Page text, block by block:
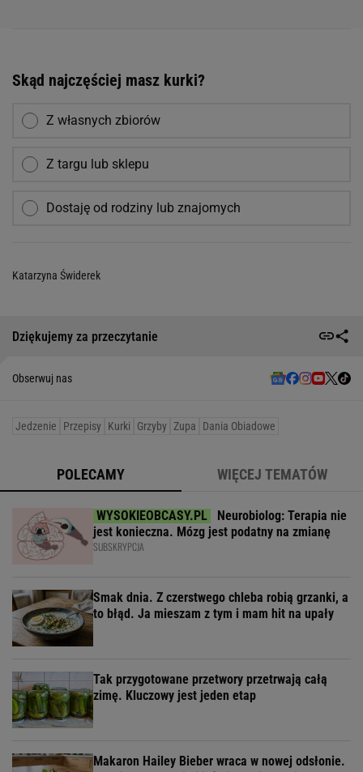
Skąd najczęściej masz kurki?
Z własnych zbiorów
Z targu lub sklepu
Dostaję od rodziny lub znajomych
Katarzyna Świderek
Dziękujemy za przeczytanie
Obserwuj nas
Jedzenie Przepisy Kurki Grzyby Zupa Dania Obiadowe
POLECAMY WIĘCEJ TEMATÓW
Neurobiolog: Terapia nie
jest konieczna. Mózg jest podatny na zmianę
SUBSKRYPCJA
Smak dnia. Z czerstwego chleba robią grzanki, a
to błąd. Ja mieszam z tym i mam hit na upały
Tak przygotowane przetwory przetrwają całą
zimę. Kluczowy jest jeden etap
Makaron Hailey Bieber wraca w nowej odsłonie.